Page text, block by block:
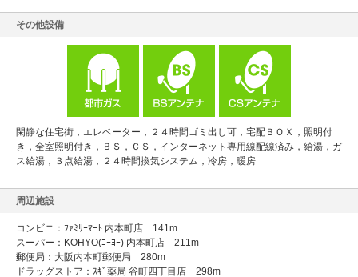
その他設備
閑静な住宅街，エレベーター，２４時間ゴミ出し可，宅配ＢＯＸ，照明付
き，全室照明付き，ＢＳ，ＣＳ，インターネット専用線配線済み，給湯，ガ
ス給湯，３点給湯，２４時間換気システム，冷房，暖房
周辺施設
コンビニ：ﾌｧﾐﾘｰﾏｰﾄ 内本町店 141m
スーパー：KOHYO(ｺｰﾖｰ) 内本町店 211m
郵便局：大阪内本町郵便局 280m
ドラッグストア：ｽｷﾞ薬局 谷町四丁目店 298m